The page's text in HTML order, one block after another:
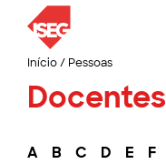
Início/ Pessoas
Docentes
A B C D E F